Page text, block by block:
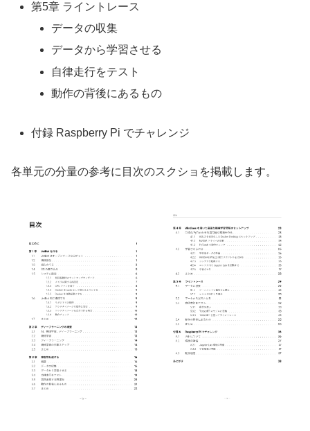
第5章 ライントレース
データの収集
データから学習させる
自律走行をテスト
動作の背後にあるもの
付録 Raspberry Pi でチャレンジ
各単元の分量の参考に目次のスクショを掲載します。